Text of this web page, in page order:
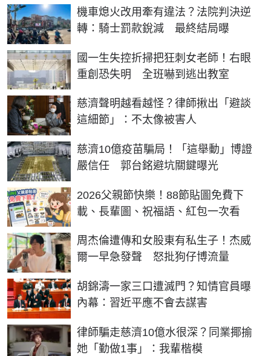
機車熄火改用牽有違法？法院判決逆
轉：騎士罰款銳減 最終結局曝
國一生失控折掃把狂刺女老師！右眼
重創恐失明 全班嚇到逃出教室
慈濟聲明越看越怪？律師揪出「避談
這細節」：不太像被害人
慈濟10億疫苗騙局！「這舉動」博證
嚴信任 郭台銘避坑關鍵曝光
2026父親節快樂！88節貼圖免費下
載、長輩圖、祝福語、紅包一次看
周杰倫遭傳和女股東有私生子！杰威
爾一早急發聲 怒批狗仔博流量
胡錦濤一家三口遭滅門？知情官員曝
內幕：習近平應不會去謀害
律師騙走慈濟10億水很深？同業揶揄
她「勤做1事」：我輩楷模